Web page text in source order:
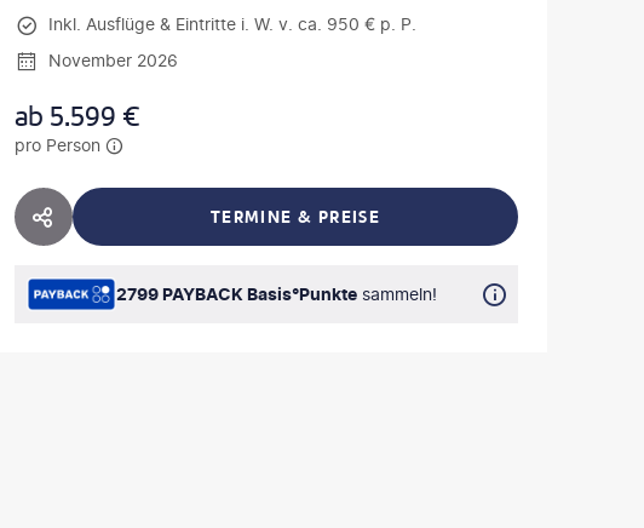
Inkl. Ausflüge & Eintritte i. W. v. ca. 950 € p. P.
November 2026
ab 5.599 €
pro Person
HOTEL TEILEN TERMINE & PREISE
2799 PAYBACK Basis°Punkte sammeln!